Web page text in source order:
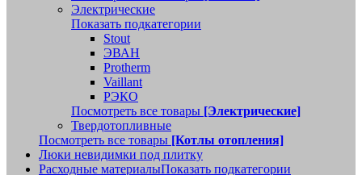
Электрические
Показать подкатегории
Stout
ЭВАН
Protherm
Vaillant
РЭКО
Посмотреть все товары [Электрические]
Твердотопливные
Посмотреть все товары [Котлы отопления]
Люки невидимки под плитку
Расходные материалыПоказать подкатегории